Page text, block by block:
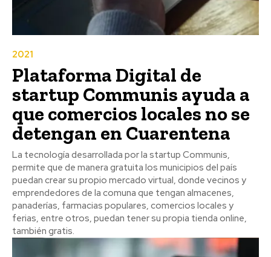
2021
Plataforma Digital de
startup Communis ayuda a
que comercios locales no se
detengan en Cuarentena
La tecnología desarrollada por la startup Communis,
permite que de manera gratuita los municipios del país
puedan crear su propio mercado virtual, donde vecinos y
emprendedores de la comuna que tengan almacenes,
panaderías, farmacias populares, comercios locales y
ferias, entre otros, puedan tener su propia tienda online,
también gratis.